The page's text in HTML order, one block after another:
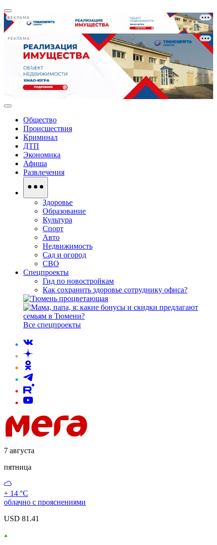
РЕКЛАМА
РЕКЛАМА
Общество
Происшествия
Криминал
ДТП
Экономика
Афиша
Развлечения
Здоровье
Образование
Культура
Спорт
Авто
Недвижимость
Сад и огород
СВО
Спецпроекты
Гид по новостройкам
Как сохранить здоровье сотруднику офиса?
Все спецпроекты
7 августа
пятница
+ 14 °С
облачно с прояснениями
USD 81.41